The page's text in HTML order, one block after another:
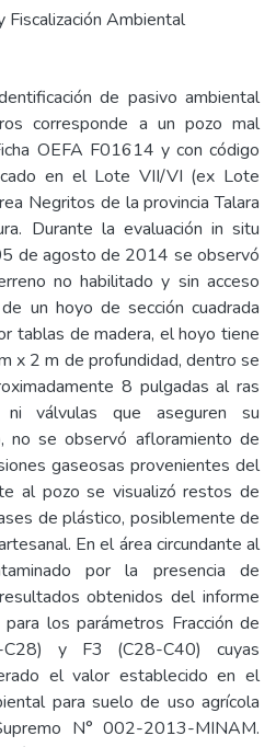
Fiscalización Ambiental
de pasivo ambiental
corresponde a un pozo mal
OEFA F01614 y con código
en el Lote VII/VI (ex Lote
Negritos de la provincia Talara
Durante la evaluación in situ
de agosto de 2014 se observó
no habilitado y sin acceso
un hoyo de sección cuadrada
tablas de madera, el hoyo tiene
x 2 m de profundidad, dentro se
8 pulgadas al ras
válvulas que aseguren su
no se observó afloramiento de
gaseosas provenientes del
al pozo se visualizó restos de
de plástico, posiblemente de
En el área circundante al
por la presencia de
obtenidos del informe
los parámetros Fracción de
C28) y F3 (C28-C40) cuyas
el valor establecido en el
para suelo de uso agrícola
N° 002-2013-MINAM.